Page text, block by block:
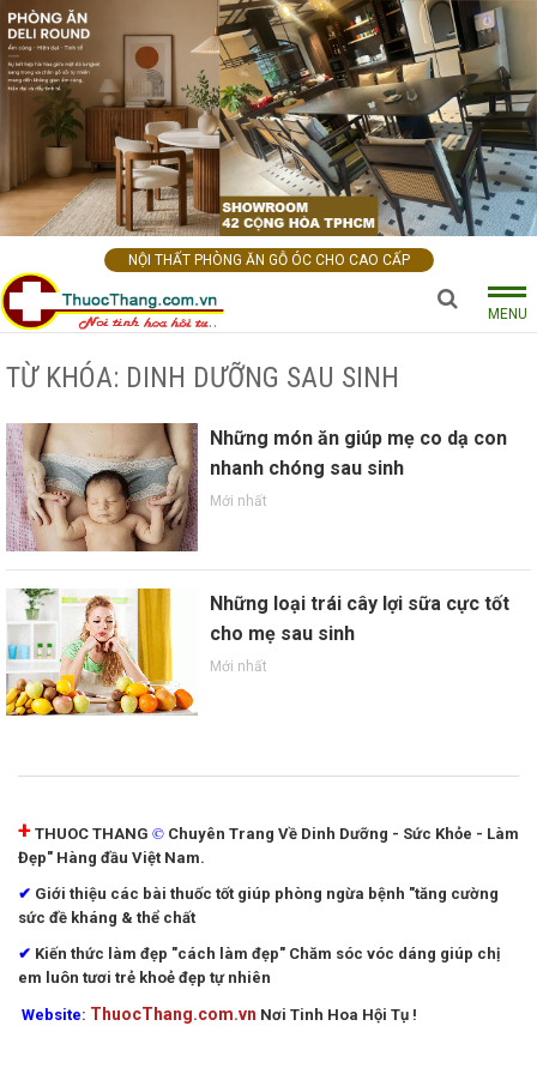
NỘI THẤT PHÒNG ĂN GỖ ÓC CHO CAO CẤP
MENU
TỪ KHÓA: DINH DƯỠNG SAU SINH
Những món ăn giúp mẹ co dạ con
nhanh chóng sau sinh
Mới nhất
Những loại trái cây lợi sữa cực tốt
cho mẹ sau sinh
Mới nhất
+ THUOC THANG © Chuyên Trang Về Dinh Dưỡng - Sức Khỏe - Làm
Đẹp" Hàng đầu Việt Nam.
✔ Giới thiệu các bài thuốc tốt giúp phòng ngừa bệnh "tăng cường
sức đề kháng & thể chất
✔ Kiến thức làm đẹp "cách làm đẹp" Chăm sóc vóc dáng giúp chị
em luôn tươi trẻ khoẻ đẹp tự nhiên
Website: ThuocThang.com.vn Nơi Tinh Hoa Hội Tụ !